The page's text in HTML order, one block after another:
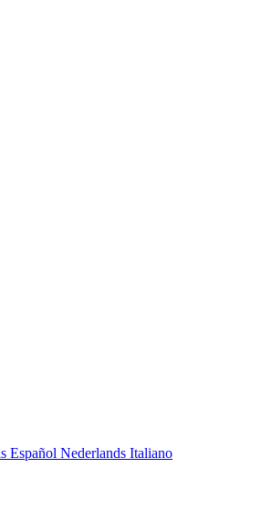
Español Nederlands Italiano